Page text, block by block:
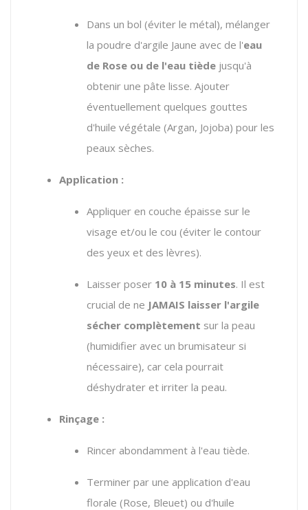
Dans un bol (éviter le métal), mélanger
la poudre d'argile Jaune avec de l'eau
de Rose ou de l'eau tiède jusqu'à
obtenir une pâte lisse. Ajouter
éventuellement quelques gouttes
d'huile végétale (Argan, Jojoba) pour les
peaux sèches.
Application :
Appliquer en couche épaisse sur le
visage et/ou le cou (éviter le contour
des yeux et des lèvres).
Laisser poser 10 à 15 minutes. Il est
crucial de ne JAMAIS laisser l'argile
sécher complètement sur la peau
(humidifier avec un brumisateur si
nécessaire), car cela pourrait
déshydrater et irriter la peau.
Rinçage :
Rincer abondamment à l'eau tiède.
Terminer par une application d'eau
florale (Rose, Bleuet) ou d'huile